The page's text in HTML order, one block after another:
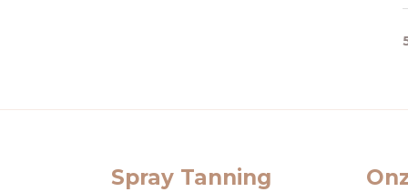
Spray Tanning